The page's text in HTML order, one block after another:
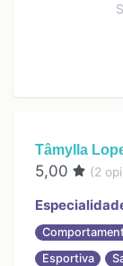
Tâmylla
5,00 (2
Esportiva